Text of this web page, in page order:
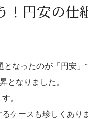
！円安の
なったのが「円安」
となりました。
。
ケースも珍しくあり